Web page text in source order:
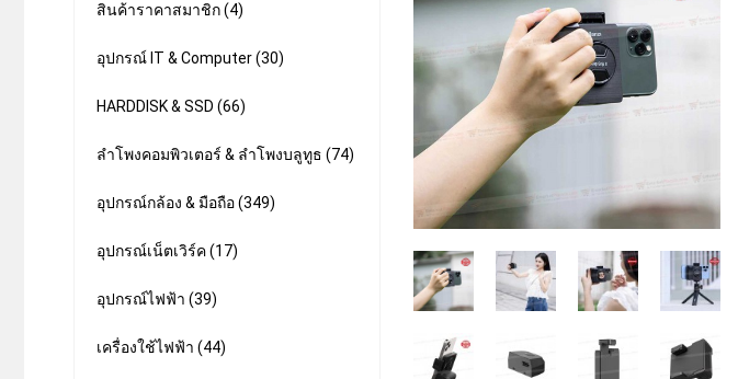
สินค้าราคาสมาชิก (4)
อุปกรณ์ IT & Computer (30)
HARDDISK & SSD (66)
ลำโพงคอมพิวเตอร์ & ลำโพงบลูทูธ (74)
อุปกรณ์กล้อง & มือถือ (349)
อุปกรณ์เน็ตเวิร์ค (17)
อุปกรณ์ไฟฟ้า (39)
เครื่องใช้ไฟฟ้า (44)